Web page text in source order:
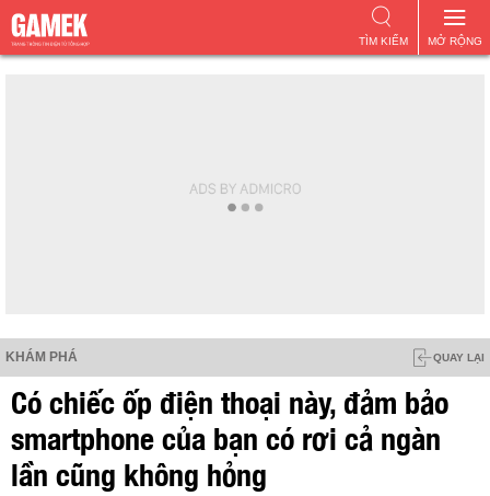
MỞ RỘNG
TÌM KIẾM
KHÁM PHÁ QUAY LẠI
Có chiếc ốp điện thoại này, đảm bảo
smartphone của bạn có rơi cả ngàn
lần cũng không hỏng